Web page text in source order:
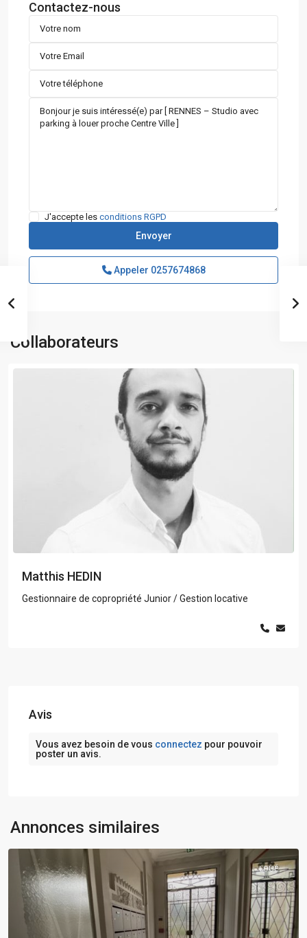
Contactez-nous
J'accepte les conditions RGPD
Appeler 0257674868
Collaborateurs
Matthis HEDIN
Gestionnaire de copropriété Junior / Gestion locative
Avis
Vous avez besoin de vous connectez pour pouvoir
poster un avis.
Annonces similaires
LOUÉ